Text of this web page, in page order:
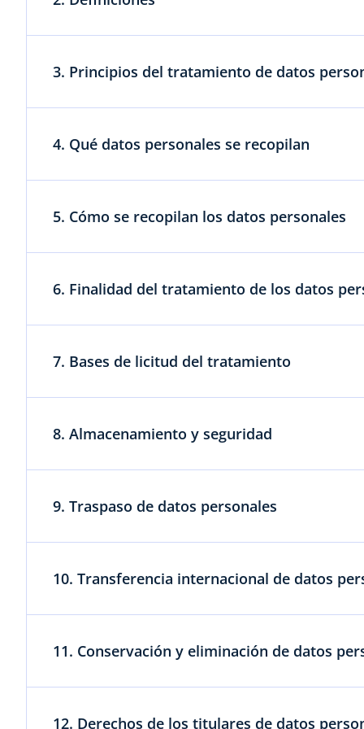
3. Principios del tratamiento de datos
4. Qué datos personales se recopilan
5. Cómo se recopilan los datos personales
6. Finalidad del tratamiento de los datos
7. Bases de licitud del tratamiento
8. Almacenamiento y seguridad
9. Traspaso de datos personales
10. Transferencia internacional de datos
11. Conservación y eliminación de datos
12. Derechos de los titulares de datos